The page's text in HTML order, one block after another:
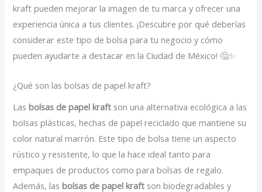
kraft pueden mejorar la imagen de tu marca y ofrecer una
experiencia única a tus clientes. ¡Descubre por qué deberías
considerar este tipo de bolsa para tu negocio y cómo
pueden ayudarte a destacar en la Ciudad de México! 🤔✨
¿Qué son las bolsas de papel kraft?
Lasbolsas de papel kraft son una alternativa ecológica a las
bolsas plásticas, hechas de papel reciclado que mantiene su
color natural marrón. Este tipo de bolsa tiene un aspecto
rústico y resistente, lo que la hace ideal tanto para
empaques de productos como para bolsas de regalo.
Además, lasbolsas de papel kraft son biodegradables y